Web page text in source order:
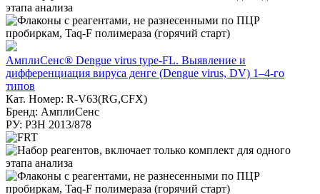
АмплиСенс® Dengue virus type-FL. Выявление и
дифференциация вируса денге (Dengue virus, DV) 1–4-го
типов
Кат. Номер: R-V63(RG,CFX)
Бренд: АмплиСенс
РУ: РЗН 2013/878